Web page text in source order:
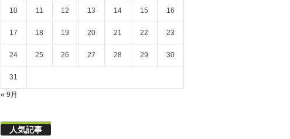
10 11 12 13 14 15 16
17 18 19 20 21 22 23
24 25 26 27 28 29 30
31
« 9月
人気記事